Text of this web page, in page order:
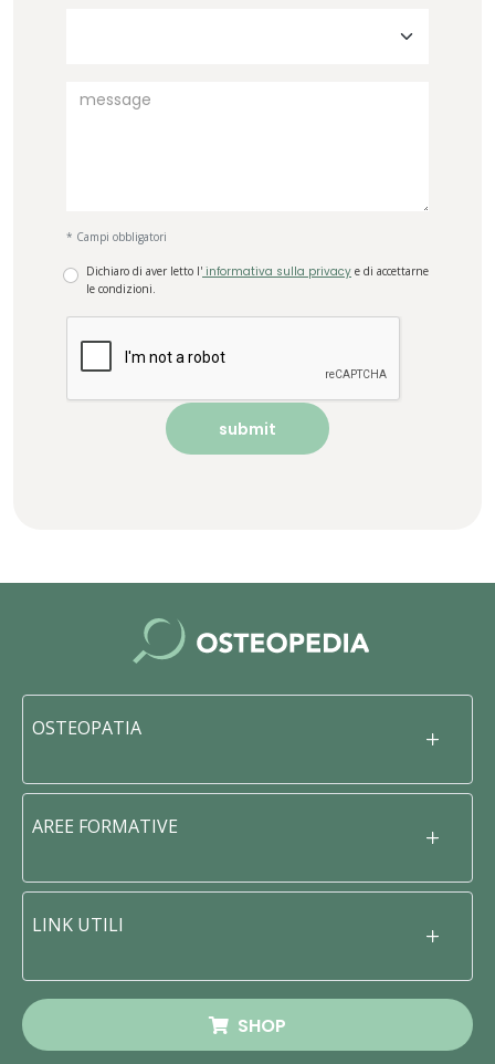
* Campi obbligatori
Dichiaro di aver letto l' informativa sulla privacy e di accettarne
le condizioni.
OSTEOPATIA
AREE FORMATIVE
LINK UTILI
SHOP